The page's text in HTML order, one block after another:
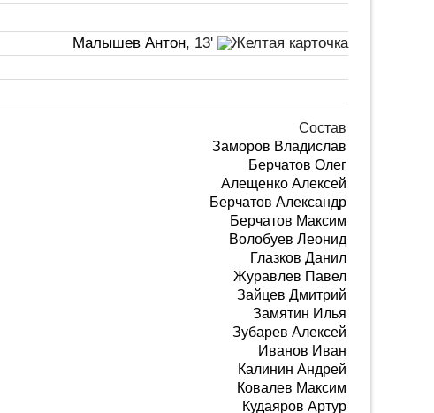
Малышев Антон, 13'
Состав
Заморов Владислав
Берчатов Олег
Алещенко Алексей
Берчатов Александр
Берчатов Максим
Волобуев Леонид
Глазков Данил
Журавлев Павел
Зайцев Дмитрий
Замятин Илья
Зубарев Алексей
Иванов Иван
Калинин Андрей
Ковалев Максим
Кудаяров Артур